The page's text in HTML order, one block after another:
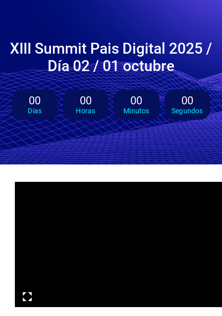
XIII Summit Pais Digital 2025 /
Día 02 / 01 octubre
00
Días
00
Horas
00
Minutos
00
Segundos